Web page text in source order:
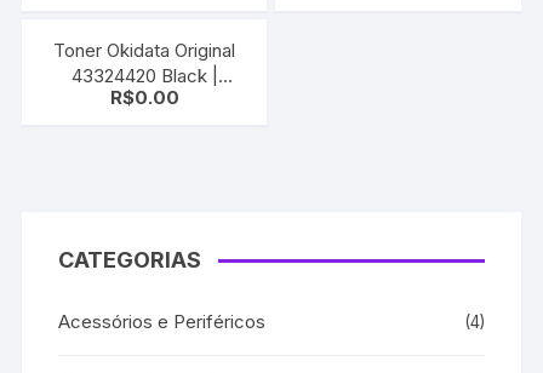
Toner Okidata Original
43324420 Black |
C6100n | C555n
R$0.00
CATEGORIAS
Acessórios e Periféricos (4)